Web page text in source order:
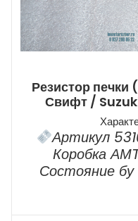
Резистор печки
Свифт /
Артикул
Коробка
Состояние